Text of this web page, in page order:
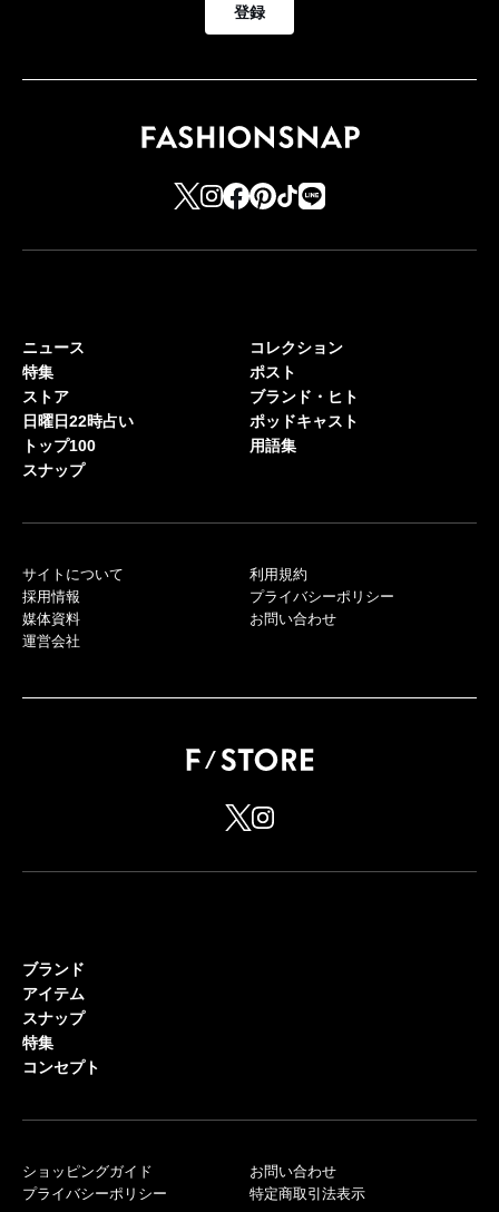
登録
ニュース
特集
ストア
日曜日22時占い
トップ100
スナップ
コレクション
ポスト
ブランド・ヒト
ポッドキャスト
用語集
サイトについて
採用情報
媒体資料
運営会社
利用規約
プライバシーポリシー
お問い合わせ
ブランド
アイテム
スナップ
特集
コンセプト
ショッピングガイド
プライバシーポリシー
お問い合わせ
特定商取引法表示